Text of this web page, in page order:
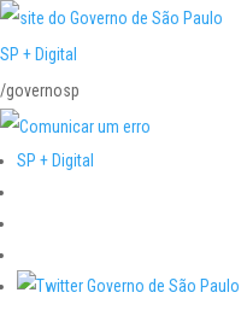
SP + Digital
/governosp
SP + Digital